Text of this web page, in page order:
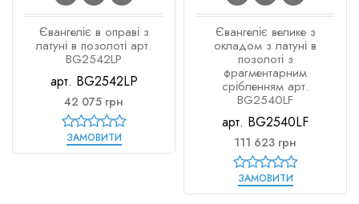
Євангеліє в оправі з
латуні в позолоті арт.
BG2542LP
арт. BG2542LP
42 075 грн
ЗАМОВИТИ
Євангеліє велике з
окладом з латуні в
позолоті з
фрагментарним
срібленням арт.
BG2540LF
арт. BG2540LF
111 623 грн
ЗАМОВИТИ